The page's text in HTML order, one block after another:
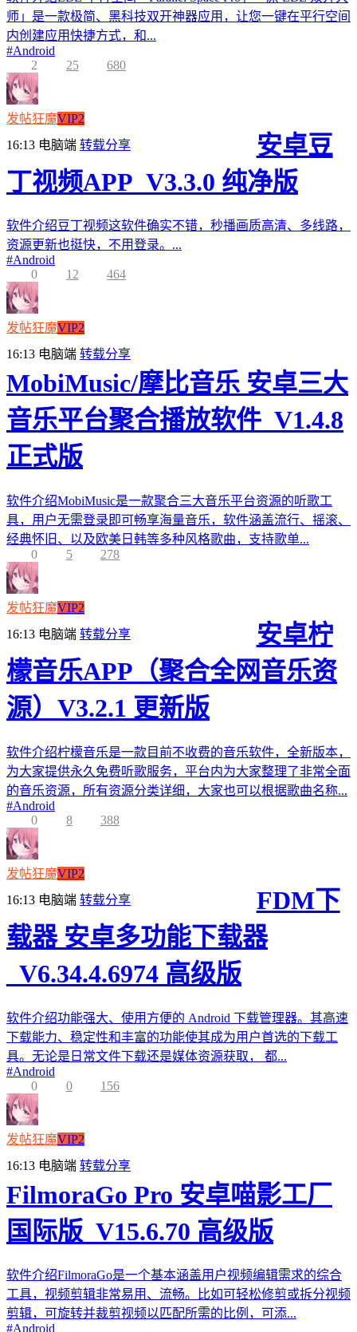
师」是一款极简、黑科技双开神器应用，让您一键在平行空间
内创建应用快捷方式，和...
#Android
2
25 680
发帖狂魔VIP2
16:13 电脑端 转载分享
安卓豆
丁视频APP_V3.3.0 纯净版
软件介绍豆丁视频这软件确实不错，秒播画质高清、多线路，
资源更新也挺快，不用登录。...
#Android
0
12 464
发帖狂魔VIP2
16:13 电脑端 转载分享
MobiMusic/摩比音乐 安卓三大
音乐平台聚合播放软件_V1.4.8
正式版
软件介绍MobiMusic是一款聚合三大音乐平台资源的听歌工
具，用户无需登录即可畅享海量音乐，软件涵盖流行、摇滚、
经典怀旧、以及欧美日韩等多种风格歌曲，支持歌单...
0
5 278
发帖狂魔VIP2
16:13 电脑端 转载分享
安卓柠
檬音乐APP（聚合全网音乐资
源）V3.2.1 更新版
软件介绍柠檬音乐是一款目前不收费的音乐软件，全新版本，
为大家提供永久免费听歌服务，平台内为大家整理了非常全面
的音乐资源，所有资源分类详细，大家也可以根据歌曲名称...
#Android
0
8 388
发帖狂魔VIP2
16:13 电脑端 转载分享
FDM下
载器 安卓多功能下载器
_V6.34.4.6974 高级版
软件介绍功能强大、使用方便的 Android 下载管理器。其高速
下载能力、稳定性和丰富的功能使其成为用户首选的下载工
具。无论是日常文件下载还是媒体资源获取， 都...
#Android
0
0 156
发帖狂魔VIP2
16:13 电脑端 转载分享
FilmoraGo Pro 安卓喵影工厂
国际版_V15.6.70 高级版
软件介绍FilmoraGo是一个基本涵盖用户视频编辑需求的综合
工具，视频剪辑非常易用、流畅。比如可轻松修剪或拆分视频
剪辑，可旋转并裁剪视频以匹配所需的比例，可添...
#Android